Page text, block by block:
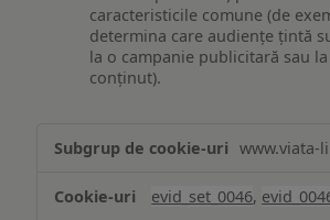
caracteristicile comune (de
determina care audiențe țintă
la o campanie publicitară sau
conținut).
www.viata-
evid_set_0046,